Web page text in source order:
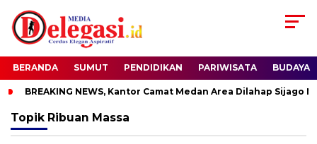
BERANDA SUMUT PENDIDIKAN PARIWISATA BUDAYA
BREAKING NEWS, Kantor Camat Medan Area Dilahap Sijago
Topik Ribuan Massa